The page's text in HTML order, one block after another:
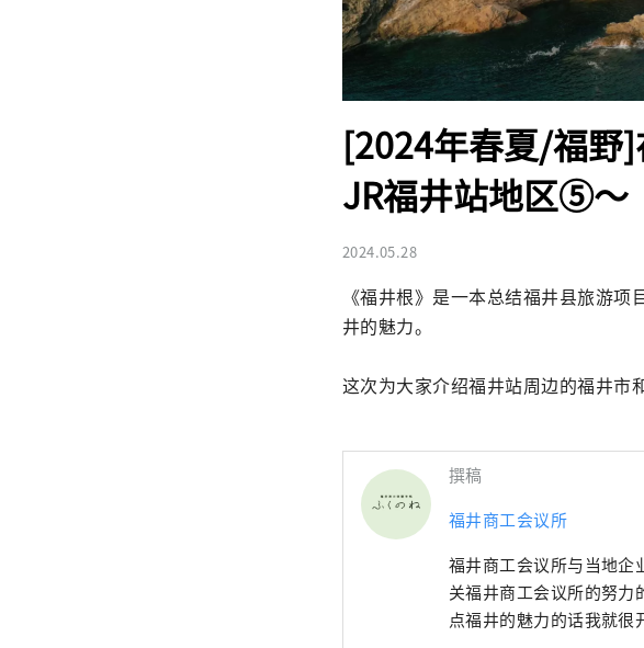
[2024年春夏/福野
JR福井站地区⑤～
2024.05.28
《福井根》是一本总结福井县旅游
井的魅力。
这次为大家介绍福井站周边的福井市
撰稿
福井商工会议所
福井商工会议所与当地企
关福井商工会议所的努力
点福井的魅力的话我就很